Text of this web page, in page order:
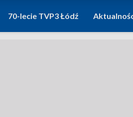
70-lecie TVP3 Łódź